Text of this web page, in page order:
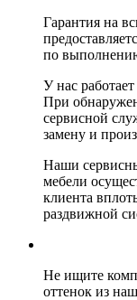
Гарантия на
по
У нас
При
сервисной
замену и
Наши
мебели
клиента
раздвижной
Не ищите
оттенок из